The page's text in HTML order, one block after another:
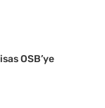
OSB’ye